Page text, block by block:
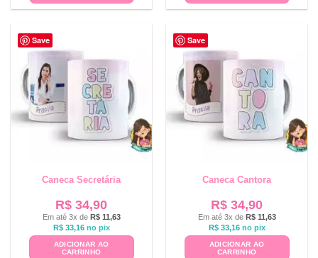
Save
Caneca Secretária
R$ 34,90
Em até 3x de R$11,63
R$33,16 no pix
ADICIONAR AO
CARRINHO
Save
Caneca Cantora
R$ 34,90
Em até 3x de R$11,63
R$33,16 no pix
ADICIONAR AO
CARRINHO